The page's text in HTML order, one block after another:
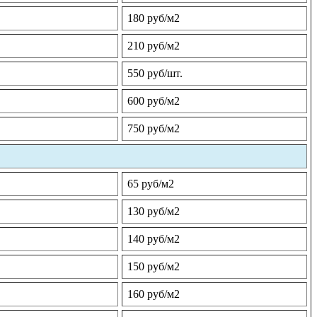
180 руб/м2
210 руб/м2
550 руб/шт.
600 руб/м2
750 руб/м2
65 руб/м2
130 руб/м2
140 руб/м2
150 руб/м2
160 руб/м2